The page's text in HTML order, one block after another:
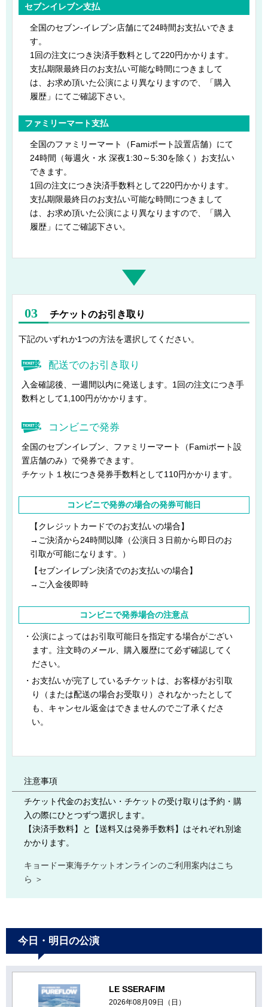
セブンイレブン支払
全国のセブン-イレブン店舗にて24時間お支払いできま
す。
1回の注文につき決済手数料として220円かかります。
支払期限最終日のお支払い可能な時間につきまして
は、お求め頂いた公演により異なりますので、「購入
履歴」にてご確認下さい。
ファミリーマート支払
全国のファミリーマート（Famiポート設置店舗）にて
24時間（毎週火・水 深夜1:30～5:30を除く）お支払い
できます。
1回の注文につき決済手数料として220円かかります。
支払期限最終日のお支払い可能な時間につきまして
は、お求め頂いた公演により異なりますので、「購入
履歴」にてご確認下さい。
03 チケットのお引き取り
下記のいずれか1つの方法を選択してください。
配送でのお引き取り
入金確認後、一週間以内に発送します。1回の注文につき手
数料として1,100円がかかります。
コンビニで発券
全国のセブンイレブン、ファミリーマート（Famiポート設
置店舗のみ）で発券できます。
チケット１枚につき発券手数料として110円かかります。
コンビニで発券の場合の発券可能日
【クレジットカードでのお支払いの場合】
→ご決済から24時間以降（公演日３日前から即日のお
引取が可能になります。）
【セブンイレブン決済でのお支払いの場合】
→ご入金後即時
コンビニで発券場合の注意点
公演によってはお引取可能日を指定する場合がござい
ます。注文時のメール、購入履歴にて必ず確認してく
ださい。
お支払いが完了しているチケットは、お客様がお引取
り（または配送の場合お受取り）されなかったとして
も、キャンセル返金はできませんのでご了承くださ
い。
注意事項
チケット代金のお支払い・チケットの受け取りは予約・購
入の際にひとつずつ選択します。
【決済手数料】と【送料又は発券手数料】はそれぞれ別途
かかります。
キョードー東海チケットオンラインのご利用案内はこち
ら ＞
今日・明日の公演
LE SSERAFIM
2026年08月09日（日）